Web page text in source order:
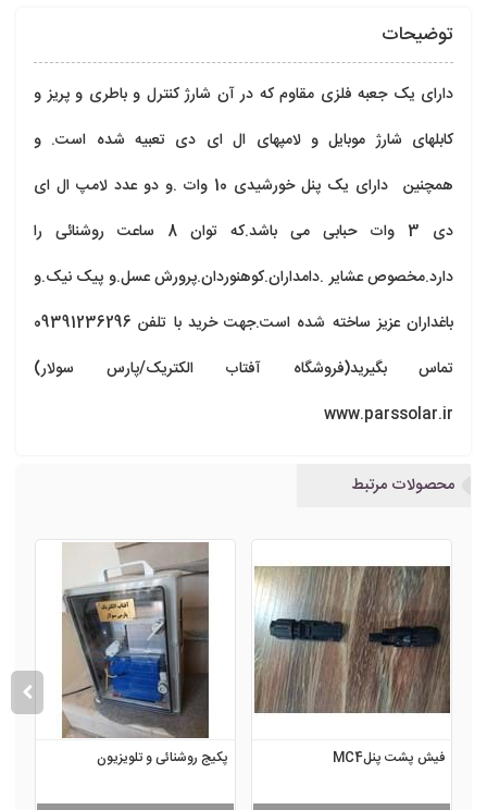
توضیحات
www.parssolar.ir
محصولات مرتبط
فیش پشت پنلMC4 پکیج روشنائی و تلویزیون